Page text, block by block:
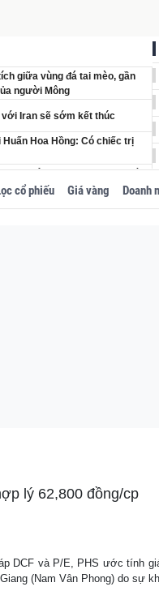
giữa vùng đá tai mèo, gần
người Mông
với Iran sẽ sớm kết thúc
Hoa Hồng: Có chiếc trị
nghiệp bỏ được 1 giấy phép
tra
'dậy sóng' sau quyết định
cổ phiếu Giá vàng Doanh
lý 62,800 đồng/cp
DCF và P/E, PHS ước tính
(Nam Vân Phong) do sự